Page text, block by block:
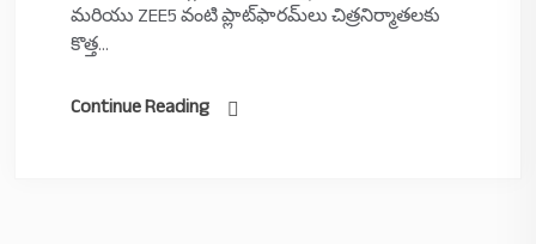
మరియు ZEE5 వంటి ప్లాట్‌ఫారమ్‌లు చిత్రనిర్మాతలకు
కొత్త...
Continue Reading